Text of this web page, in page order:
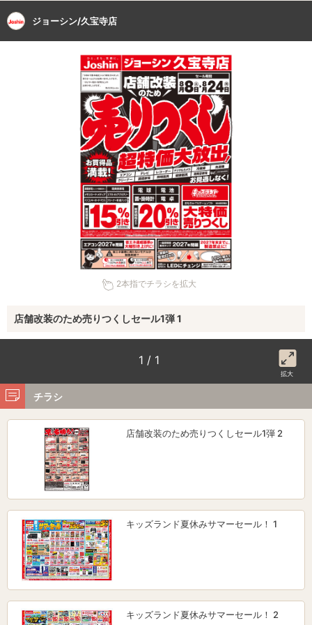
ジョーシン/久宝寺店
2本指でチラシを拡大
店舗改装のため売りつくしセール1弾 1
1 / 1
拡大
チラシ
店舗改装のため売りつくしセール1弾 2
キッズランド夏休みサマーセール！ 1
キッズランド夏休みサマーセール！ 2